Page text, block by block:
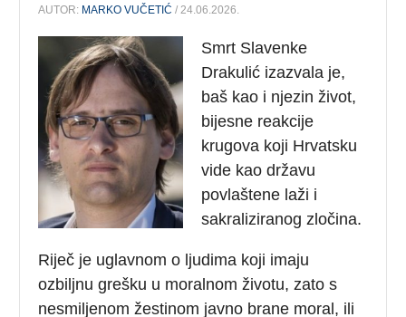
AUTOR: MARKO VUČETIĆ / 24.06.2026.
Smrt Slavenke
Drakulić izazvala je,
baš kao i njezin život,
bijesne reakcije
krugova koji Hrvatsku
vide kao državu
povlaštene laži i
sakraliziranog zločina.
Riječ je uglavnom o ljudima koji imaju
ozbiljnu grešku u moralnom životu, zato s
nesmiljenom žestinom javno brane moral, ili